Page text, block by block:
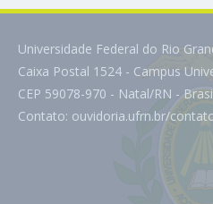
Universidade Federal do Rio
Caixa Postal 1524 - Campus
CEP 59078-970 - Natal/RN -
Contato: ouvidoria.ufrn.br/